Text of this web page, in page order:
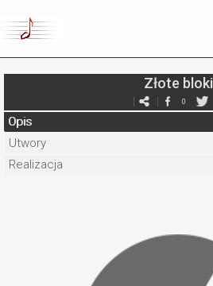
Złote bloki
0
Opis
Utwory
Realizacja